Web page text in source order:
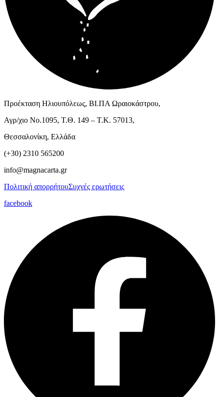
Προέκταση Ηλιουπόλεως, ΒΙ.ΠΑ Ωραιοκάστρου,
Αγρ/χιο Νο.1095, Τ.Θ. 149 – Τ.Κ. 57013,
Θεσσαλονίκη, Ελλάδα
(+30) 2310 565200
info@magnacarta.gr
Πολιτική απορρήτουΣυχνές ερωτήσεις
facebook